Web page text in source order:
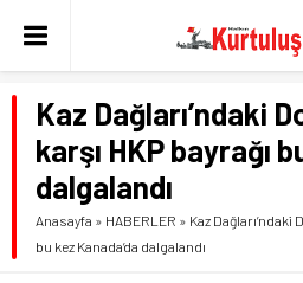
Kaz Dağları’ndaki
karşı HKP bayrağı
dalgalandı
Anasayfa » HABERLER » Kaz Dağları’ndaki
bu kez Kanada’da dalgalandı